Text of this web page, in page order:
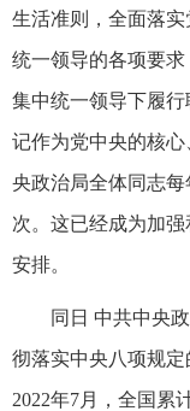
生活准则，全面落
统一领导的各项要
集中统一领导下履
记作为党中央的核
央政治局全体同志
次。这已经成为加
安排。
同日 中共中央
彻落实中央八项规
2022年7月，全国累